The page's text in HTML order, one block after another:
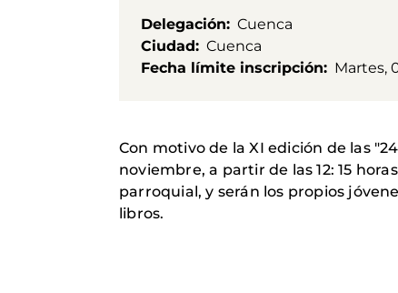
Delegación
Cuenca
Ciudad
Cuenca
Fecha límite inscripción
Martes,
Con motivo de la XI edición de las
noviembre, a partir de las 12: 15
parroquial, y serán los propios
libros.